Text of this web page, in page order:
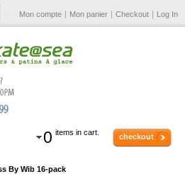
Mon compte Mon panier Checkout Log In
0 items in cart. checkout
By Wib 16-pack